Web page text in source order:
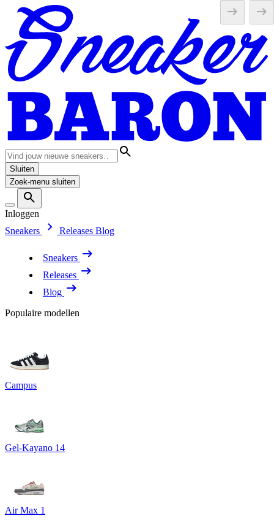
Sluiten
Zoek-menu sluiten
Inloggen
Sneakers
Releases Blog
Sneakers
Releases
Blog
Populaire modellen
Campus
Gel-Kayano 14
Air Max 1